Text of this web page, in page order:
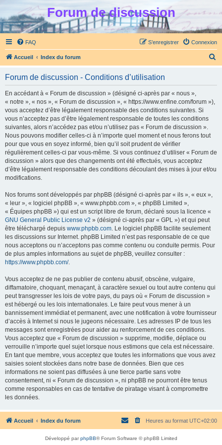
Forum de discussion
FAQ Connexion
S’enregistrer
Accueil Index du forum
Forum de discussion - Conditions d’utilisation
En accédant à « Forum de discussion » (désigné ci-après par « nous »,
« notre », « nos », « Forum de discussion », « https://www.enfine.com/forum »),
vous acceptez d’être légalement responsable des conditions suivantes. Si
vous n’acceptez pas d’être légalement responsable de toutes les conditions
suivantes, alors n’accédez pas et/ou n’utilisez pas « Forum de discussion ».
Nous pouvons modifier celles-ci à n’importe quel moment et nous ferons tout
pour que vous en soyez informé, bien qu’il soit prudent de vérifier
régulièrement celles-ci par vous-même. Si vous continuez d’utiliser « Forum de
discussion » alors que des changements ont été effectués, vous acceptez
d’être légalement responsable des conditions découlant des mises à jour et/ou
modifications.
Nos forums sont développés par phpBB (désigné ci-après par « ils », « eux »,
« leur », « logiciel phpBB », « www.phpbb.com », « phpBB Limited »,
« Équipes phpBB ») qui est un script libre de forum, déclaré sous la licence «
GNU General Public License v2 » (désigné ci-après par « GPL ») et qui peut
être téléchargé depuis www.phpbb.com. Le logiciel phpBB facilite seulement
les discussions sur Internet. phpBB Limited n’est pas responsable de ce que
nous acceptons ou n’acceptons pas comme contenu ou conduite permis. Pour
de plus amples informations au sujet de phpBB, veuillez consulter :
https://www.phpbb.com/.
Vous acceptez de ne pas publier de contenu abusif, obscène, vulgaire,
diffamatoire, choquant, menaçant, à caractère sexuel ou tout autre contenu qui
peut transgresser les lois de votre pays, du pays où « Forum de discussion »
est hébergé ou les lois internationales. Le faire peut vous mener à un
bannissement immédiat et permanent, avec une notification à votre fournisseur
d’accès à Internet si nous le jugeons nécessaire. Les adresses IP de tous les
messages sont enregistrées pour aider au renforcement de ces conditions.
Vous acceptez que « Forum de discussion » supprime, modifie, déplace ou
verrouille n’importe quel sujet lorsque nous estimons que cela est nécessaire.
En tant que membre, vous acceptez que toutes les informations que vous avez
saisies soient stockées dans notre base de données. Bien que ces
informations ne soient pas diffusées à une tierce partie sans votre
consentement, ni « Forum de discussion », ni phpBB ne pourront être tenus
comme responsables en cas de tentative de piratage visant à compromettre
les données.
Accueil Index du forum Heures au format UTC+02:00
Développé parphpBB® Forum Software © phpBB Limited